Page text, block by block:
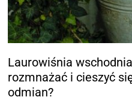
Laurowiśnia
rozmnażać i cieszyć
odmian?